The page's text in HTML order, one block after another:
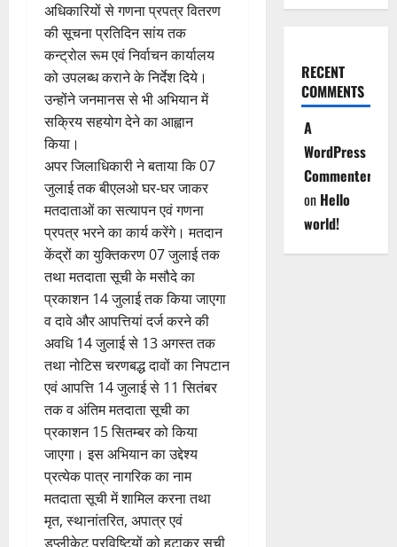
अधिकारियों से गणना प्रपत्र वितरण
की सूचना प्रतिदिन सांय तक
कन्ट्रोल रूम एवं निर्वाचन कार्यालय
को उपलब्ध कराने के निर्देश दिये।
उन्होंने जनमानस से भी अभियान में
सक्रिय सहयोग देने का आह्वान
किया।
अपर जिलाधिकारी ने बताया कि 07
जुलाई तक बीएलओ घर-घर जाकर
मतदाताओं का सत्यापन एवं गणना
प्रपत्र भरने का कार्य करेंगे। मतदान
केंद्रों का युक्तिकरण 07 जुलाई तक
तथा मतदाता सूची के मसौदे का
प्रकाशन 14 जुलाई तक किया जाएगा
व दावे और आपत्तियां दर्ज करने की
अवधि 14 जुलाई से 13 अगस्त तक
तथा नोटिस चरणबद्ध दावों का निपटान
एवं आपत्ति 14 जुलाई से 11 सितंबर
तक व अंतिम मतदाता सूची का
प्रकाशन 15 सितम्बर को किया
जाएगा। इस अभियान का उद्देश्य
प्रत्येक पात्र नागरिक का नाम
मतदाता सूची में शामिल करना तथा
मृत, स्थानांतरित, अपात्र एवं
डुप्लीकेट प्रविष्टियों को हटाकर सूची
RECENT
COMMENTS
A
WordPress
Commenter
on Hello
world!